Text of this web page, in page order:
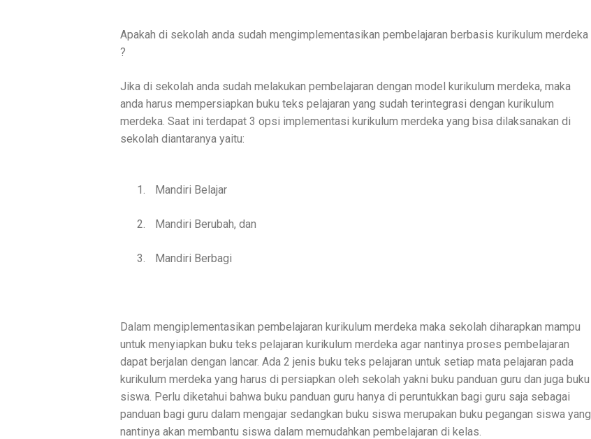
Apakah di sekolah anda sudah mengimplementasikan pembelajaran berbasis kurikulum merdeka
?
Jika di sekolah anda sudah melakukan pembelajaran dengan model kurikulum merdeka, maka
anda harus mempersiapkan buku teks pelajaran yang sudah terintegrasi dengan kurikulum
merdeka. Saat ini terdapat 3 opsi implementasi kurikulum merdeka yang bisa dilaksanakan di
sekolah diantaranya yaitu:
1. Mandiri Belajar
2. Mandiri Berubah, dan
3. Mandiri Berbagi
Dalam mengiplementasikan pembelajaran kurikulum merdeka maka sekolah diharapkan mampu
untuk menyiapkan buku teks pelajaran kurikulum merdeka agar nantinya proses pembelajaran
dapat berjalan dengan lancar. Ada 2 jenis buku teks pelajaran untuk setiap mata pelajaran pada
kurikulum merdeka yang harus di persiapkan oleh sekolah yakni buku panduan guru dan juga buku
siswa. Perlu diketahui bahwa buku panduan guru hanya di peruntukkan bagi guru saja sebagai
panduan bagi guru dalam mengajar sedangkan buku siswa merupakan buku pegangan siswa yang
nantinya akan membantu siswa dalam memudahkan pembelajaran di kelas.